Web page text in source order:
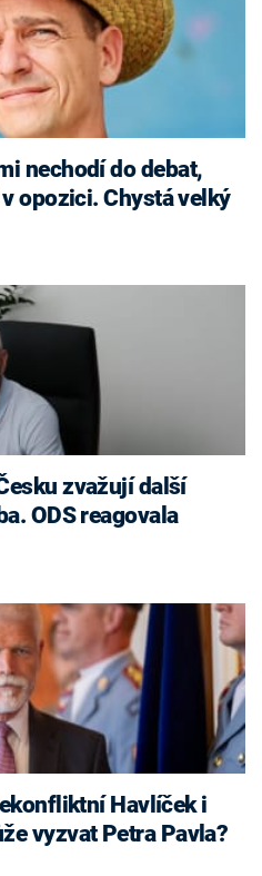
nechodí do debat,
opozici. Chystá velký
ODS reagovala
vyzvat Petra Pavla?